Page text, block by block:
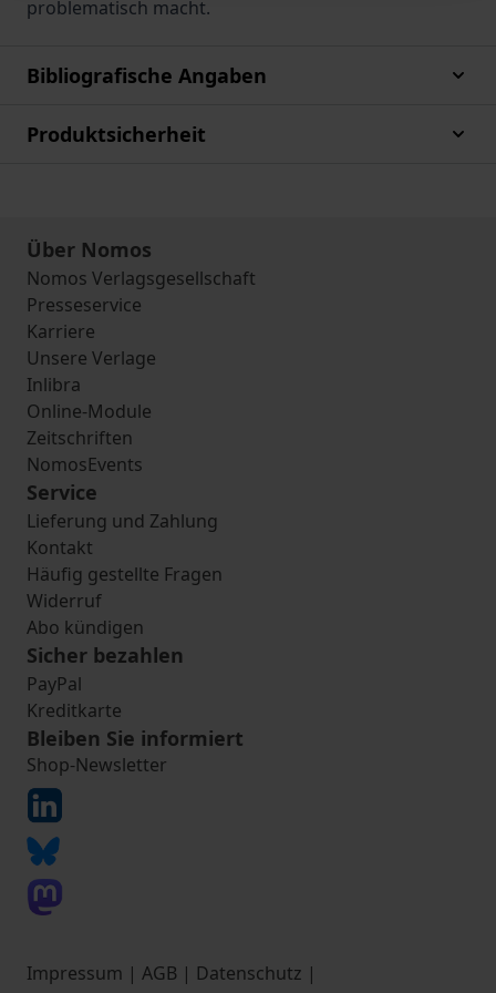
problematisch macht.
Bibliografische Angaben
Produktsicherheit
Über Nomos
Nomos Verlagsgesellschaft
Presseservice
Karriere
Unsere Verlage
Inlibra
Online-Module
Zeitschriften
NomosEvents
Service
Lieferung und Zahlung
Kontakt
Häufig gestellte Fragen
Widerruf
Abo kündigen
Sicher bezahlen
PayPal
Kreditkarte
Bleiben Sie informiert
Shop-Newsletter
Impressum | AGB | Datenschutz |